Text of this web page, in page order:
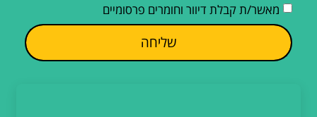
מאשר/ת קבלת דיוור וחומרים פרסומיים
שליחה